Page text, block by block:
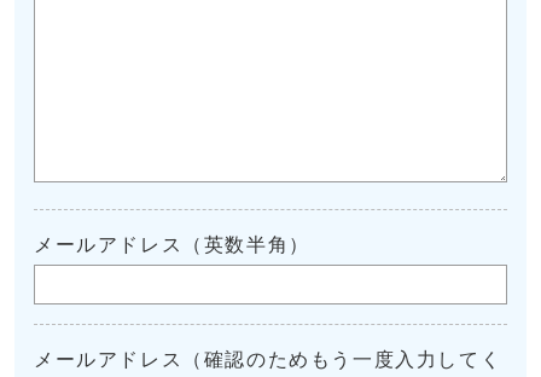
メールアドレス（英数半角）
メールアドレス（確認のためもう一度入力してく